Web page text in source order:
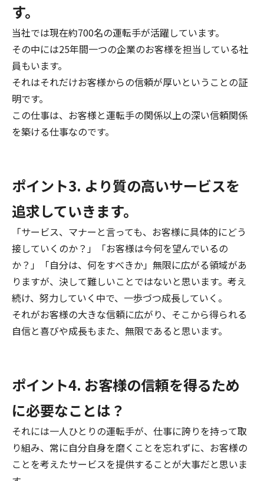
す。
当社では現在約700名の運転手が活躍しています。
その中には25年間一つの企業のお客様を担当している社
員もいます。
それはそれだけお客様からの信頼が厚いということの証
明です。
この仕事は、お客様と運転手の関係以上の深い信頼関係
を築ける仕事なのです。
ポイント3. より質の高いサービスを
追求していきます。
「サービス、マナーと言っても、お客様に具体的にどう
接していくのか？」「お客様は今何を望んでいるの
か？」「自分は、何をすべきか」無限に広がる領域があ
りますが、決して難しいことではないと思います。考え
続け、努力していく中で、一歩づつ成長していく。
それがお客様の大きな信頼に広がり、そこから得られる
自信と喜びや成長もまた、無限であると思います。
ポイント4. お客様の信頼を得るため
に必要なことは？
それには一人ひとりの運転手が、仕事に誇りを持って取
り組み、常に自分自身を磨くことを忘れずに、お客様の
ことを考えたサービスを提供することが大事だと思いま